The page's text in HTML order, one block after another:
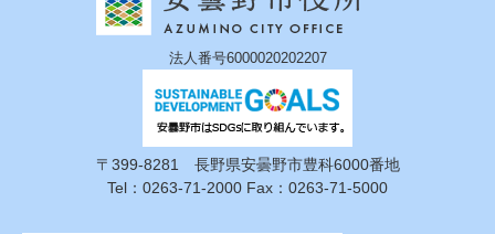
法人番号6000020202207
〒399-8281 長野県安曇野市豊科6000番地
Tel：0263-71-2000 Fax：0263-71-5000